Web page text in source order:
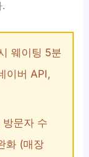
.
웨이팅 5분
이버 API,
방문자 수
화 (매장